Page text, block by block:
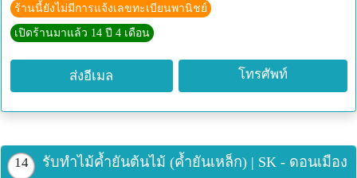
ร้านนี้ยังไม่มีการแจ้งเลขทะเบียนพานิชย์
เปิดร้านมาแล้ว 14 ปี 4 เดือน
ส่งอีเมล โทรศัพท์
14
รับทำไม้ค้ำยันต้นไม้ (ค้ำยันเหล็ก) | SK - ดอนเมือง